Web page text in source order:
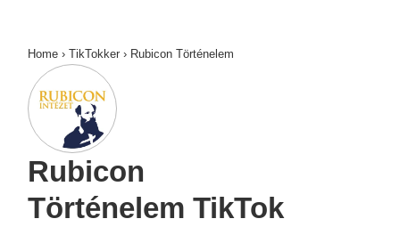
Home › TikTokker › Rubicon Történelem
Rubicon
Történelem TikTok